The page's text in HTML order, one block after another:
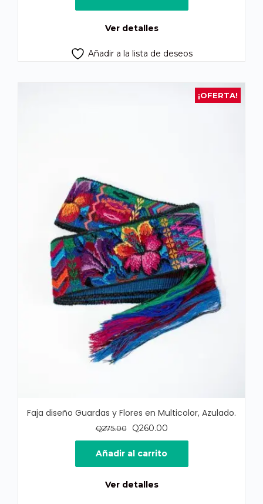
era:
es:
Ver detalles
Añadir a la lista de deseos
¡OFERTA!
Faja diseño Guardas y Flores en Multicolor, Azulado.
Q275.00
El
precio
original
era:
Q260.00El
precio
actual
es:
Añadir al carrito
Ver detalles